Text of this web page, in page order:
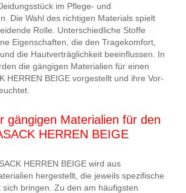
im Pflege- und
Die Wahl des richtigen Materials spielt
Rolle. Unterschiedliche Stoffe
Eigenschaften, die den Tragekomfort,
die Hautverträglichkeit beeinflussen. In
die gängigen Materialien für einen
HERREN BEIGE vorgestellt und ihre Vor-
gängigen Materialien für den
HERREN BEIGE
HERREN BEIGE wird aus
hergestellt, die jeweils spezifische
sich bringen. Zu den am häufigsten